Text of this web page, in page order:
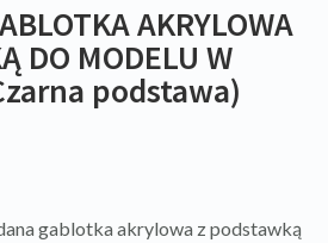
AKRYLOWA
DO MODELU W
podstawa)
gablotka akrylowa z podstawką